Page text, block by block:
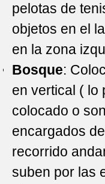
pelotas de
objetos en el
en la zona
Bosque:
en vertical ( lo
colocado o
encargados
recorrido
suben por las